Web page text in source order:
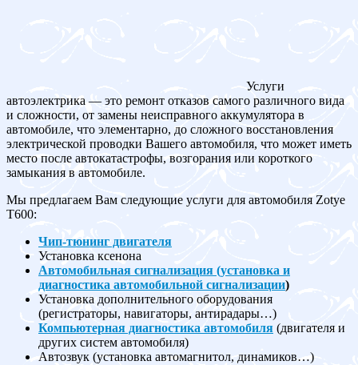
Услуги
автоэлектрика — это ремонт отказов самого различного вида
и сложности, от замены неисправного аккумулятора в
автомобиле, что элементарно, до сложного восстановления
электрической проводки Вашего автомобиля, что может иметь
место после автокатастрофы, возгорания или короткого
замыкания в автомобиле.
Мы предлагаем Вам следующие услуги для автомобиля Zotye
T600:
Чип-тюнинг двигателя
Установка ксенона
Автомобильная сигнализация (установка и
диагностика автомобильной сигнализации)
Установка дополнительного оборудования
(регистраторы, навигаторы, антирадары…)
Компьютерная диагностика автомобиля (двигателя и
других систем автомобиля)
Автозвук (установка автомагнитол, динамиков…)